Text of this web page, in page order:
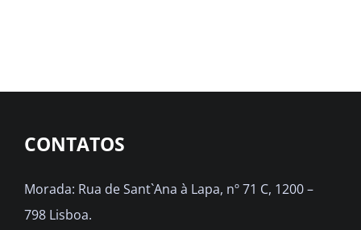
The
may
chosen
on
CONTATOS
Morada: Rua de Sant`Ana à Lapa, nº 71 C, 1200 –
798 Lisboa.